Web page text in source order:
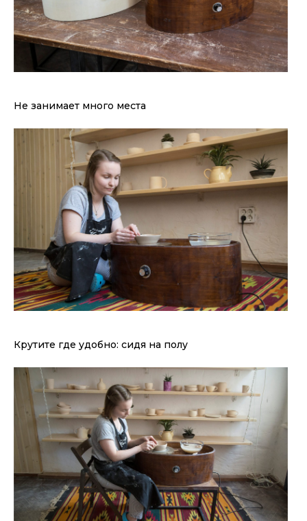
Не занимает много места
Крутите где удобно: сидя на полу